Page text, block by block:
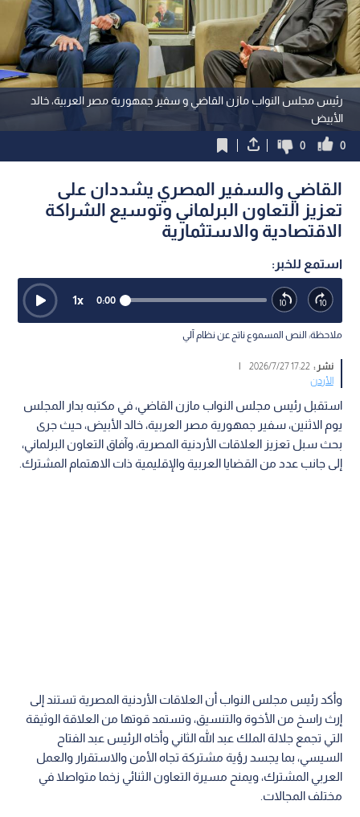
رئيس مجلس النواب مازن القاضي و سفير جمهورية مصر العربية، خالد
الأبيض
0
0
القاضي والسفير المصري يشددان على
تعزيز التعاون البرلماني وتوسيع الشراكة
الاقتصادية والاستثمارية
استمع للخبر:
0:00
1x
ملاحظة: النص المسموع ناتج عن نظام آلي
نشر :17:22 2026/7/27
|
الأردن
استقبل رئيس مجلس النواب مازن القاضي، في مكتبه بدار المجلس
يوم الاثنين، سفير جمهورية مصر العربية، خالد الأبيض، حيث جرى
بحث سبل تعزيز العلاقات الأردنية المصرية، وآفاق التعاون البرلماني،
إلى جانب عدد من القضايا العربية والإقليمية ذات الاهتمام المشترك.
وأكد رئيس مجلس النواب أن العلاقات الأردنية المصرية تستند إلى
إرث راسخ من الأخوة والتنسيق، وتستمد قوتها من العلاقة الوثيقة
التي تجمع جلالة الملك عبد الله الثاني وأخاه الرئيس عبد الفتاح
السيسي، بما يجسد رؤية مشتركة تجاه الأمن والاستقرار والعمل
العربي المشترك، ويمنح مسيرة التعاون الثنائي زخما متواصلا في
مختلف المجالات.